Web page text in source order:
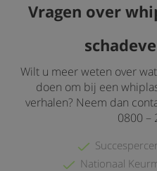
Vragen over
Wilt u meer weten over
doen om bij een
verhalen? Neem dan
0800 –
Nationaal